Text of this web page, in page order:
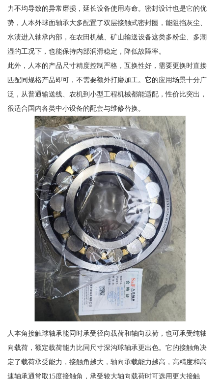
力不均导致的异常磨损，延长设备使用寿命。密封设计也是它的优
势，人本外球面轴承大多配置了双层接触式密封圈，能阻挡灰尘、
水渍进入轴承内部，在农田机械、矿山输送设备这类多粉尘、多潮
湿的工况下，也能保持内部润滑稳定，降低故障率。
此外，人本的产品尺寸精度控制严格，互换性好，需要更换时直接
匹配同规格产品即可，不需要额外打磨加工。它的应用场景十分广
泛，从普通输送线、农机到小型工程机械都能适配，性价比突出，
很适合国内各类中小设备的配套与维修替换。
人本角接触球轴承能同时承受径向载荷和轴向载荷，也可承受纯轴
向载荷，额定载荷能力比同尺寸深沟球轴承更出色。它的接触角决
定了载荷承受能力，接触角越大，轴向承载能力越高，高精度和高
速轴承通常取15度接触角，承受较大轴向载荷时可选用更大接触